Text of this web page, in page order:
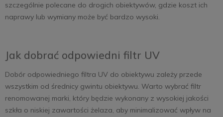
szczególnie polecane do drogich obiektywów, gdzie koszt ich
naprawy lub wymiany może być bardzo wysoki.
Jak dobrać odpowiedni filtr UV
Dobór odpowiedniego filtra UV do obiektywu zależy przede
wszystkim od średnicy gwintu obiektywu. Warto wybrać filtr
renomowanej marki, który będzie wykonany z wysokiej jakości
szkła o niskiej zawartości żelaza, aby minimalizować wpływ na